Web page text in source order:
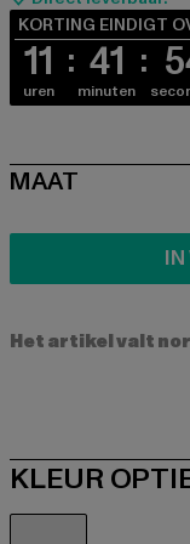
KORTING EINDIGT
11
uren
41
minuten
SIZE
MAAT
Het artikel valt
KLEUR